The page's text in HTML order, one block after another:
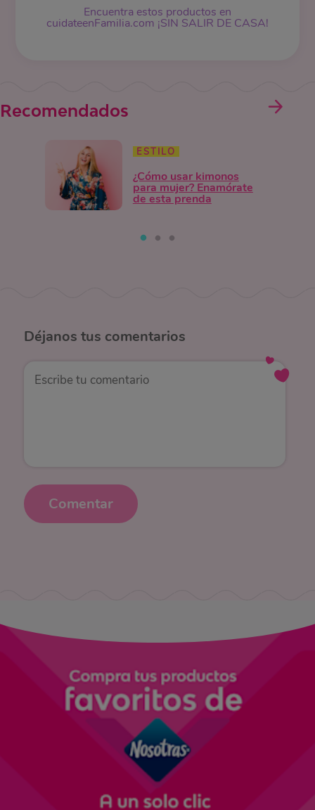
Encuentra estos productos en
cuidateenFamilia.com ¡SIN SALIR DE CASA!
Recomendados
ESTILO
¿Cómo usar kimonos
para mujer? Enamórate
de esta prenda
Déjanos tus comentarios
Comentar